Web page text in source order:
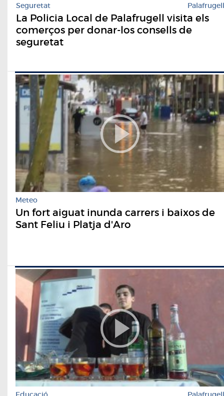
Seguretat Palafrugell
La Policia Local de Palafrugell visita els
comerços per donar-los consells de
seguretat
Meteo
Un fort aiguat inunda carrers i baixos de
Sant Feliu i Platja d'Aro